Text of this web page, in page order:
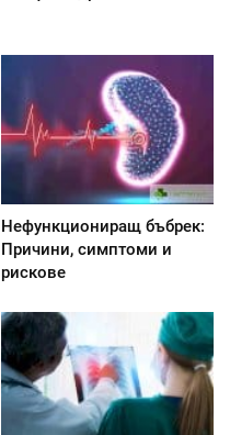
Нефункциониращ бъбрек:
Причини, симптоми и
рискове